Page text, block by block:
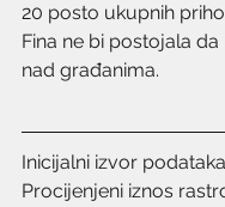
20 posto ukupnih
Fina ne bi postojala
nad građanima.
Inicijalni izvor
Procijenjeni iznos